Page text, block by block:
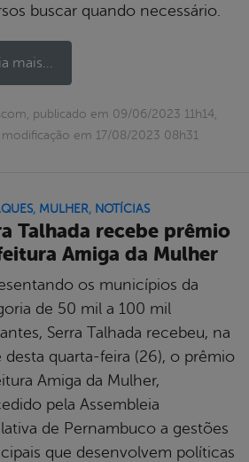
buscar quando necessário.
mais...
publicado em 09/06/2023 11h14,
em 17/08/2023 08h31
, MULHER, NOTÍCIAS
Talhada recebe prêmio
Amiga da Mulher
os municípios da
de 50 mil a 100 mil
Serra Talhada recebeu, na
desta quarta-feira (26), o prêmio
Amiga da Mulher,
pela Assembleia
de Pernambuco a gestões
que desenvolvem políticas